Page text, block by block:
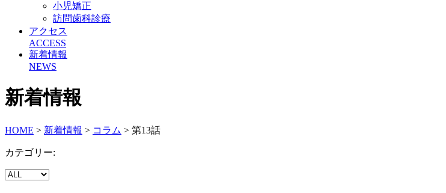
小児矯正
訪問歯科診療
アクセス
ACCESS
新着情報
NEWS
新着情報
HOME > 新着情報 > コラム > 第13話
カテゴリー: